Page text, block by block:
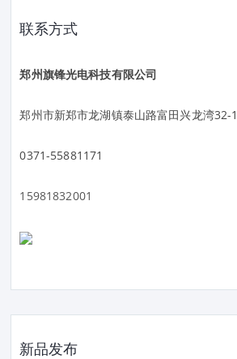
联系方式
郑州旗锋光电科技有限公司
郑州市新郑市龙湖镇泰山路富田兴龙湾32-
0371-55881171
15981832001
新品发布